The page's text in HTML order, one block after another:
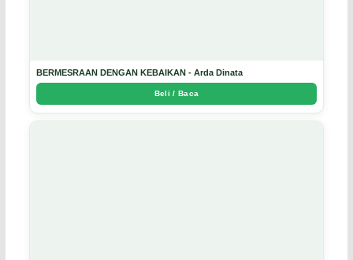
BERMESRAAN DENGAN KEBAIKAN - Arda Dinata
Beli / Baca